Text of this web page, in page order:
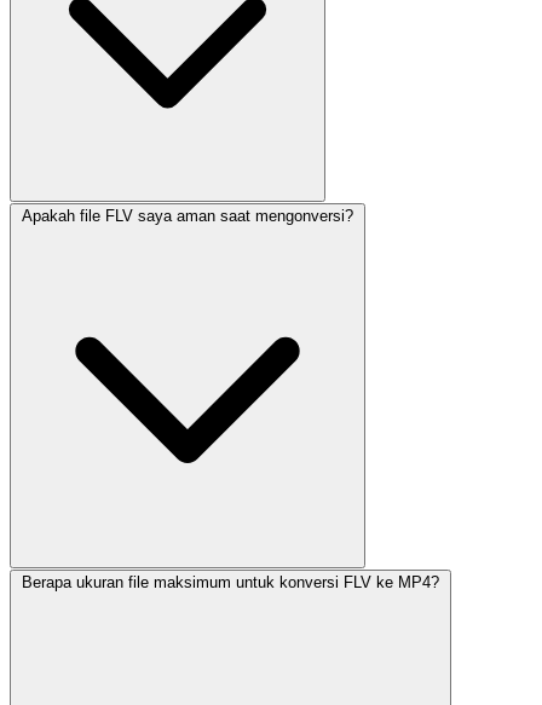
Apakah file FLV saya aman saat mengonversi?
Berapa ukuran file maksimum untuk konversi FLV ke MP4?